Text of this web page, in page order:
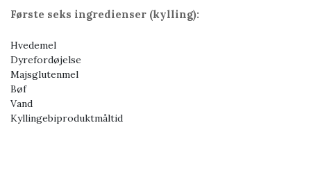
Første seks ingredienser (kylling):
Hvedemel
Dyrefordøjelse
Majsglutenmel
Bøf
Vand
Kyllingebiproduktmåltid